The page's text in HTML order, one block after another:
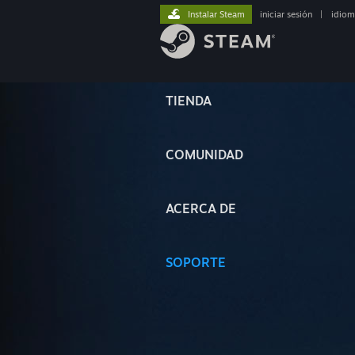
TIENDA
COMUNIDAD
ACERCA DE
SOPORTE
Instalar Steam iniciar sesión